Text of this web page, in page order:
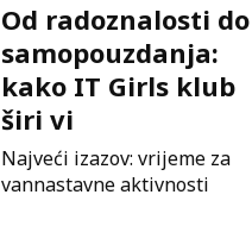
Od radoznalosti do
samopouzdanja:
kako IT Girls klub
širi vi
Najveći izazov: vrijeme za
vannastavne aktivnosti